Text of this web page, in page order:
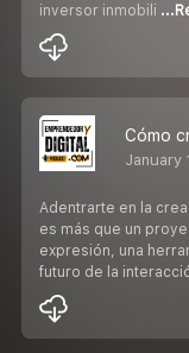
inversor inmobili
January
Adentrarte en la
es más que un
expresión, una
futuro de la